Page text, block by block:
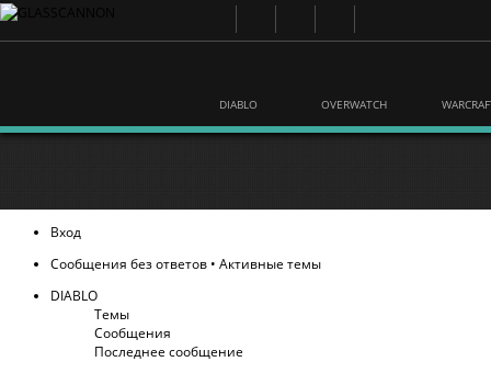
DIABLO OVERWATCH
Вход
Сообщения без ответов • Активные темы
DIABLO
Темы
Сообщения
Последнее сообщение